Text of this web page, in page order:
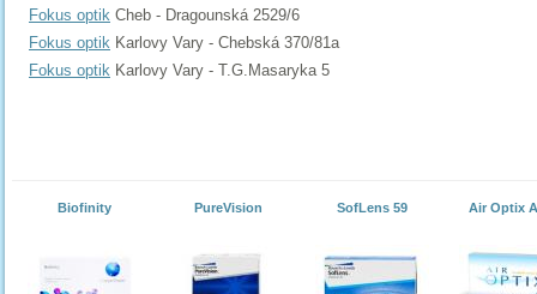
Fokus optik Cheb - Dragounská 2529/6
Fokus optik Karlovy Vary - Chebská 370/81a
Fokus optik Karlovy Vary - T.G.Masaryka 5
Biofinity PureVision SofLens 59 Air Optix